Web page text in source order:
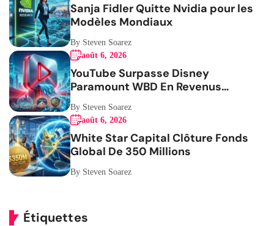
Sanja Fidler Quitte Nvidia pour les
Modèles Mondiaux
By Steven Soarez
août 6, 2026
YouTube Surpasse Disney
Paramount WBD En Revenus
By Steven Soarez
août 6, 2026
White Star Capital Clôture Fonds
Global De 350 Millions
By Steven Soarez
Étiquettes